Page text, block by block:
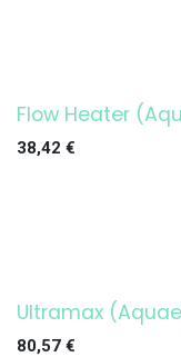
¡OFERTA!
Flow Heater
38,42 €
¡OFERTA!
Ultramax
80,57 €